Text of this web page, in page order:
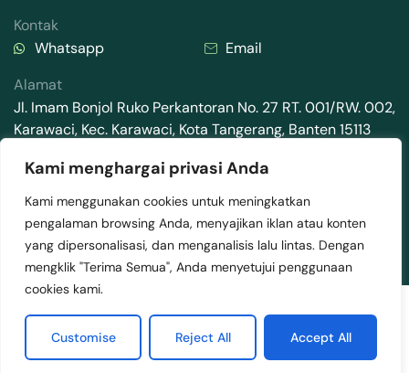
Kami menghargai privasi Anda
Kami menggunakan cookies untuk meningkatkan
pengalaman browsing Anda, menyajikan iklan atau konten
yang dipersonalisasi, dan menganalisis lalu lintas. Dengan
mengklik "Terima Semua", Anda menyetujui penggunaan
cookies kami.
Customise Reject All Accept All
Kontak
Whatsapp
Email
Alamat
Jl. Imam Bonjol Ruko Perkantoran No. 27 RT. 001/RW. 002,
Karawaci, Kec. Karawaci, Kota Tangerang, Banten 15113
2025 © Mediamaz Visa . All rights reserved.
Terms & Conditions
Privacy Policy